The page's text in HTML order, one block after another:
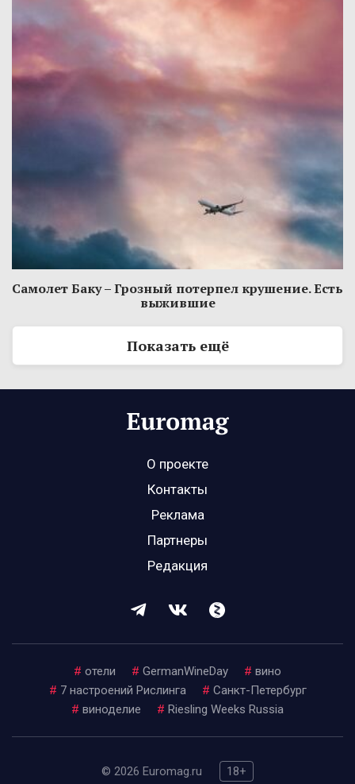
Самолет Баку – Грозный потерпел крушение. Есть
выжившие
Показать ещё
О проекте
Контакты
Реклама
Партнеры
Редакция
# отели # GermanWineDay # вино
# 7 настроений Рислинга # Санкт-Петербург
# виноделие # Riesling Weeks Russia
© 2026 Euromag.ru 18+